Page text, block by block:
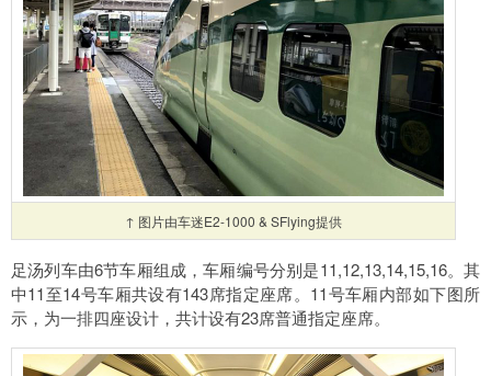
↑ 图片由车迷E2-1000 & SFlying提供
足汤列车由6节车厢组成，车厢编号分别是11,12,13,14,15,16。其
中11至14号车厢共设有143席指定座席。11号车厢内部如下图所
示，为一排四座设计，共计设有23席普通指定座席。